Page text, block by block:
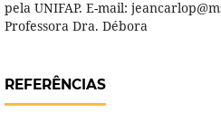
pela UNIFAP. E-mail:
Professora Dra. Débora
REFERÊNCIAS